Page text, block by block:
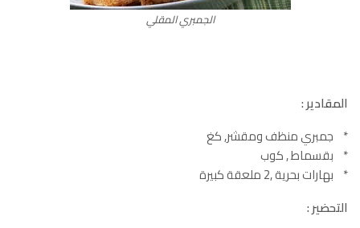
الجمبري المقلي
المقادير :
* جمبري منظف ومقشر, كغ
* بقسماط , كوب
* بهارات بحرية ,2 ملعقة كبيرة
التحضير :